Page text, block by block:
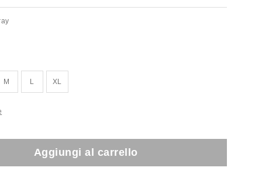
M L XL
Aggiungi al carrello